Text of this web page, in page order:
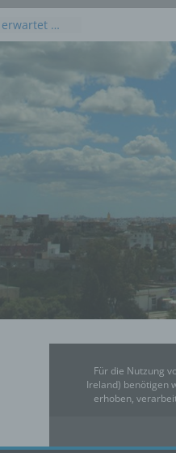
erwartet …
2026
2026
Juli 2026 an
Osten und
für
Juli 2026
Für die Nutzung
Ireland) benötigen
erhoben,